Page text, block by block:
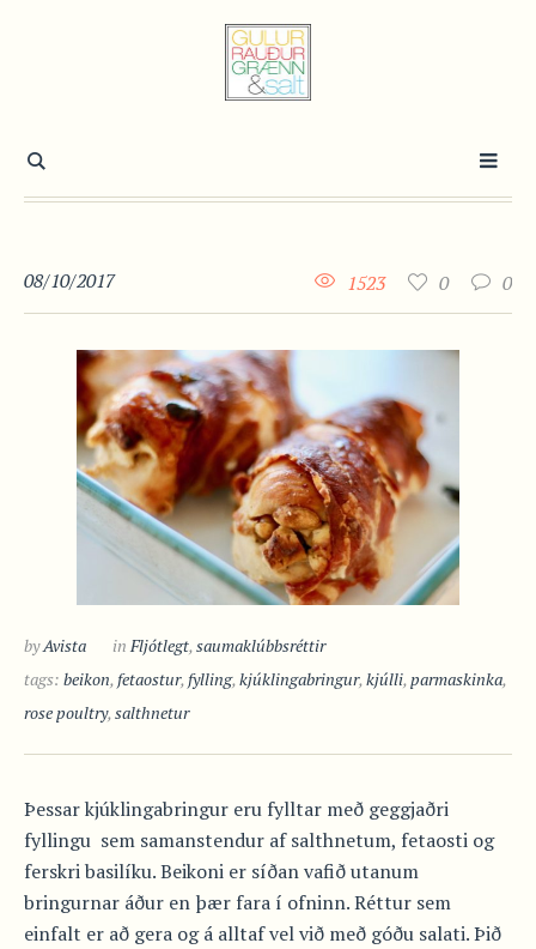
08/10/2017 0
0
1523
byAvista in Fljótlegt,saumaklúbbsréttir
tags: beikon,fetaostur,fylling,kjúklingabringur,kjúlli,parmaskinka,
rose poultry,salthnetur
Þessar kjúklingabringur eru fylltar með geggjaðri
fyllingu sem samanstendur af salthnetum, fetaosti og
ferskri basilíku. Beikoni er síðan vafið utanum
bringurnar áður en þær fara í ofninn. Réttur sem
einfalt er að gera og á alltaf vel við með góðu salati. Þið